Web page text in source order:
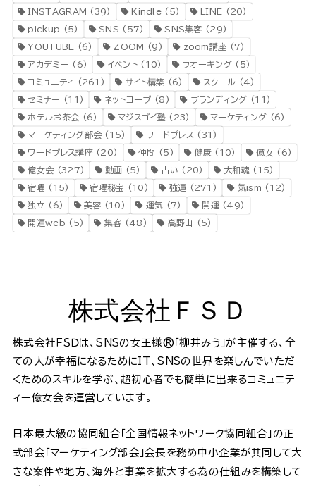
INSTAGRAM (39) Kindle (5) LINE (20)
pickup (5) SNS (57) SNS集客 (29)
YOUTUBE (6) ZOOM (9) zoom講座 (7)
アカデミー (6) イベント (10) ウオーキング (5)
コミュニティ (261) サイト構築 (6) スクール (4)
セミナー (11) ネットコープ (8) ブランディング (11)
ホテルお茶会 (6) マジスゴイ塾(23) マーケティング (6)
マーケティング部会 (15) ワードプレス (31)
ワードプレス講座(20) 仲間 (5) 健康 (10) 億女(6)
億女会 (327) 動画 (5) 占い (20) 大和魂 (15)
宿曜 (15) 宿曜秘宝 (10) 強運 (271) 氣ism (12)
独立 (6) 美容 (10) 運気 (7) 開運(49)
開運web (5) 集客 (48) 高野山 (5)
株式会社ＦＳＤ
株式会社ＦＳＤは、SNSの女王様®️「柳井みう」が主催する、全
ての人が幸福になるためにIT、SNSの世界を楽しんでいただ
くためのスキルを学ぶ、超初心者でも簡単に出来るコミュニテ
ィー億女会を運営しています。
日本最大級の協同組合「全国情報ネットワーク協同組合」の正
式部会「マーケティング部会」会長を務め中小企業が共同して大
きな案件や地方、海外と事業を拡大する為の仕組みを構築して